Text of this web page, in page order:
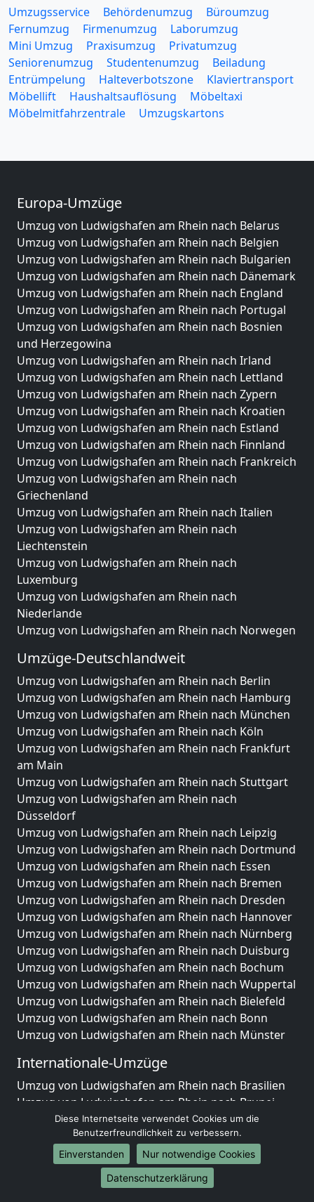
Umzugsservice Behördenumzug
Büroumzug
Fernumzug
Firmenumzug
Laborumzug
Mini Umzug
Praxisumzug
Privatumzug
Seniorenumzug
Studentenumzug
Beiladung
Entrümpelung
Halteverbotszone
Klaviertransport
Möbellift
Haushaltsauflösung
Möbeltaxi
Möbelmitfahrzentrale
Umzugskartons
Europa-Umzüge
Umzug von Ludwigshafen am Rhein nach Belarus
Umzug von Ludwigshafen am Rhein nach Belgien
Umzug von Ludwigshafen am Rhein nach Bulgarien
Umzug von Ludwigshafen am Rhein nach Dänemark
Umzug von Ludwigshafen am Rhein nach England
Umzug von Ludwigshafen am Rhein nach Portugal
Umzug von Ludwigshafen am Rhein nach Bosnien
und Herzegowina
Umzug von Ludwigshafen am Rhein nach Irland
Umzug von Ludwigshafen am Rhein nach Lettland
Umzug von Ludwigshafen am Rhein nach Zypern
Umzug von Ludwigshafen am Rhein nach Kroatien
Umzug von Ludwigshafen am Rhein nach Estland
Umzug von Ludwigshafen am Rhein nach Finnland
Umzug von Ludwigshafen am Rhein nach Frankreich
Umzug von Ludwigshafen am Rhein nach
Griechenland
Umzug von Ludwigshafen am Rhein nach Italien
Umzug von Ludwigshafen am Rhein nach
Liechtenstein
Umzug von Ludwigshafen am Rhein nach
Luxemburg
Umzug von Ludwigshafen am Rhein nach
Niederlande
Umzug von Ludwigshafen am Rhein nach Norwegen
Umzüge-Deutschlandweit
Umzug von Ludwigshafen am Rhein nach Berlin
Umzug von Ludwigshafen am Rhein nach Hamburg
Umzug von Ludwigshafen am Rhein nach München
Umzug von Ludwigshafen am Rhein nach Köln
Umzug von Ludwigshafen am Rhein nach Frankfurt
am Main
Umzug von Ludwigshafen am Rhein nach Stuttgart
Umzug von Ludwigshafen am Rhein nach
Düsseldorf
Umzug von Ludwigshafen am Rhein nach Leipzig
Umzug von Ludwigshafen am Rhein nach Dortmund
Umzug von Ludwigshafen am Rhein nach Essen
Umzug von Ludwigshafen am Rhein nach Bremen
Umzug von Ludwigshafen am Rhein nach Dresden
Umzug von Ludwigshafen am Rhein nach Hannover
Umzug von Ludwigshafen am Rhein nach Nürnberg
Umzug von Ludwigshafen am Rhein nach Duisburg
Umzug von Ludwigshafen am Rhein nach Bochum
Umzug von Ludwigshafen am Rhein nach Wuppertal
Umzug von Ludwigshafen am Rhein nach Bielefeld
Umzug von Ludwigshafen am Rhein nach Bonn
Umzug von Ludwigshafen am Rhein nach Münster
Internationale-Umzüge
Umzug von Ludwigshafen am Rhein nach Brasilien
Umzug von Ludwigshafen am Rhein nach Brunei
Darussalam
Umzug von Ludwigshafen am Rhein nach Burkina
Umzug von Ludwigshafen am Rhein nach Burundi
Umzug von Ludwigshafen am Rhein nach Chile
Diese Internetseite verwendet Cookies um die
Benutzerfreundlichkeit zu verbessern.
Einverstanden
Nur notwendige Cookies
Datenschutzerklärung